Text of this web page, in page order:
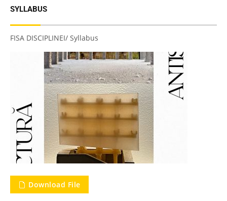
SYLLABUS
FISA DISCIPLINEI/ Syllabus
Download File